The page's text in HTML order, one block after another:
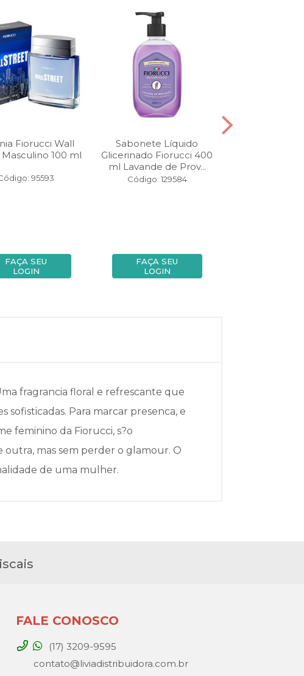
Fiorucci Wall
100 ml
95593
FAÇA SEU
LOGIN
Sabonete Líquido
Glicerinado Fiorucci 400
ml Lavande de Prov...
Código: 129584
FAÇA SEU
LOGIN
fragrancia floral e refrescante que
Para marcar presenca, e
feminino da Fiorucci, s?o
mas sem perder o glamour. O
de uma mulher.
FALE CONOSCO
(17) 3209-9595
contato@liviadistribuidora.com.br